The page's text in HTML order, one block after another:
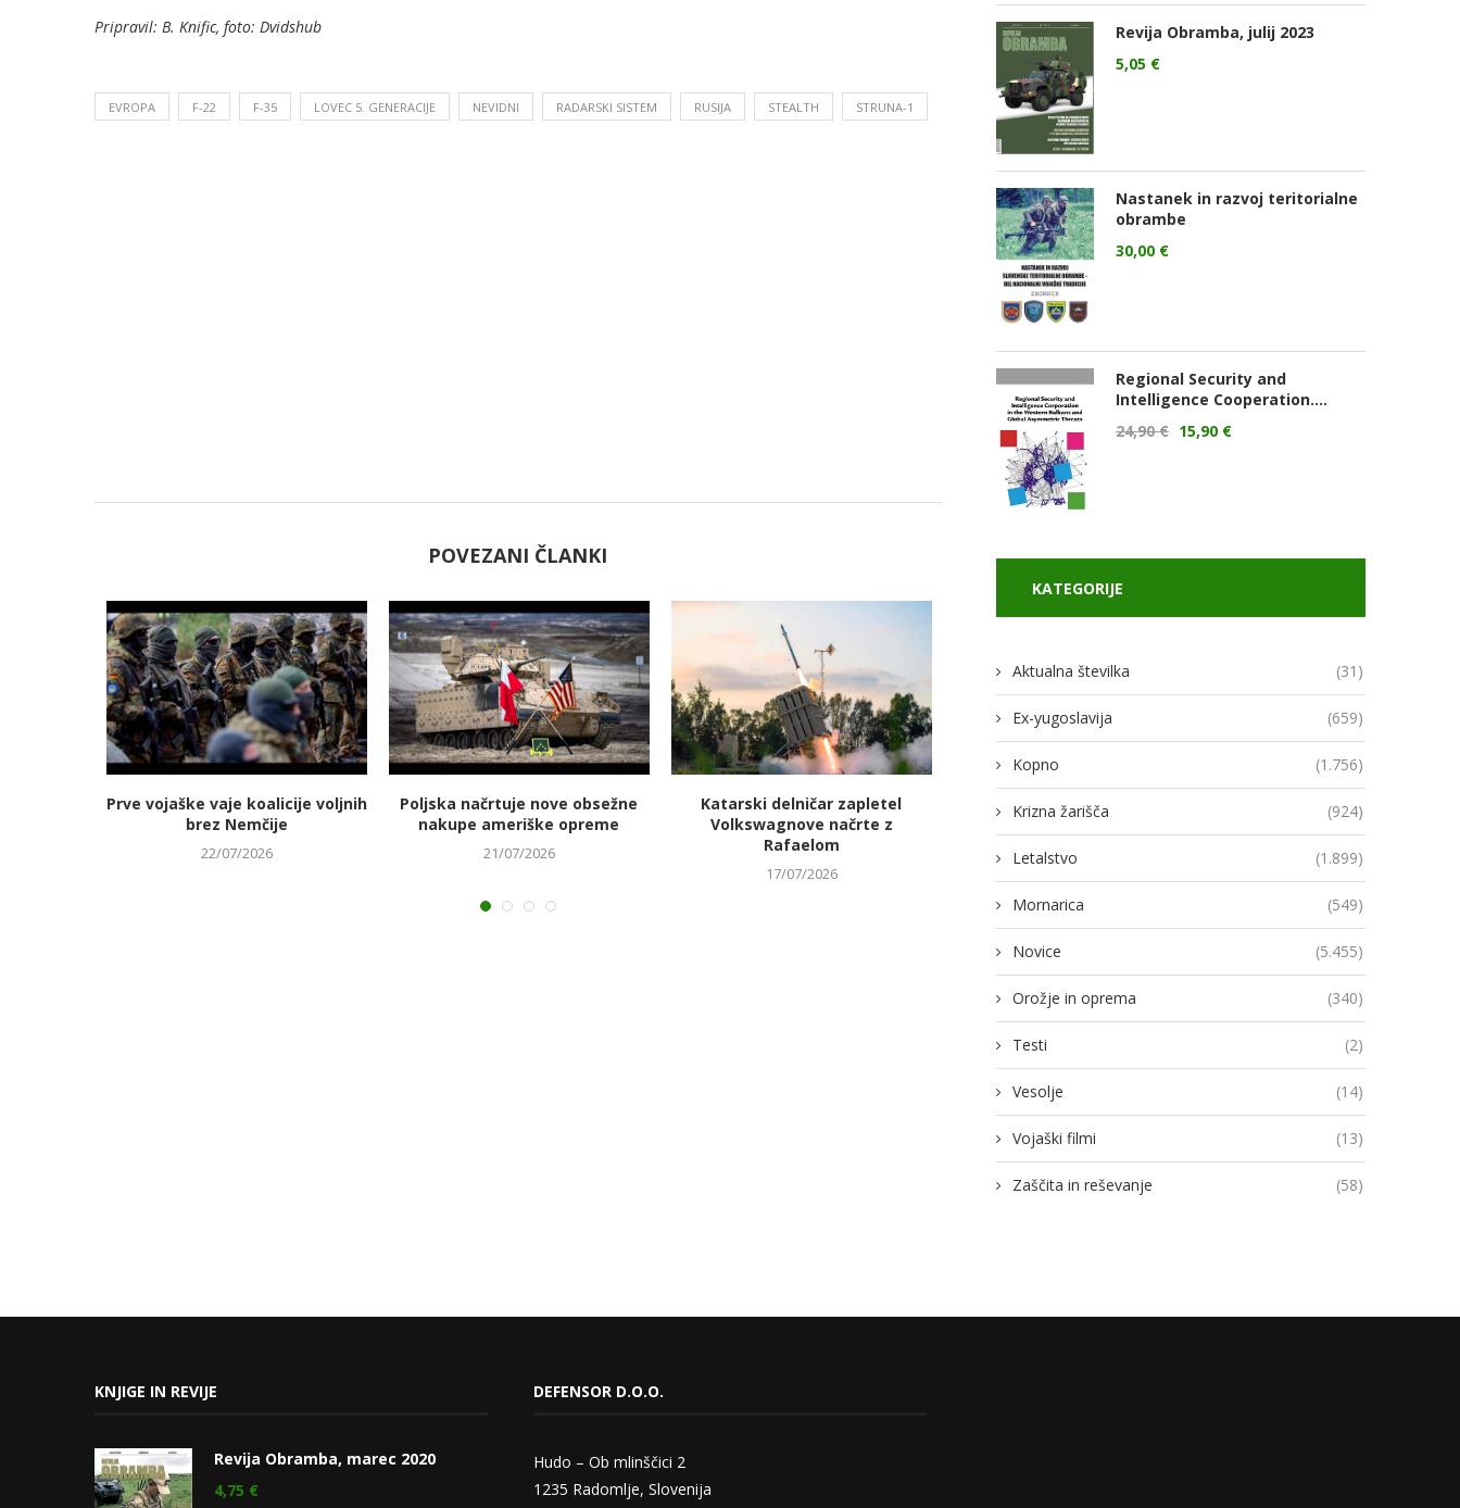
Pripravil: B. Knific, foto: Dvidshub
EVROPA F-22 F-35 LOVEC 5. GENERACIJE NEVIDNI RADARSKI SISTEM RUSIJA STEALTH STRUNA-1
POVEZANI ČLANKI
Prve vojaške vaje koalicije voljnih
brez Nemčije
22/07/2026
Poljska načrtuje nove obsežne
nakupe ameriške opreme
21/07/2026
Katarski delničar zapletel
Volkswagnove načrte z
Rafaelom
17/07/2026
Vodja Ukroboronproma Herman
Smetanin odstopil
14/07/2026
Lovci rafale za Ukrajino
novimi gripni E
13/07/2026
Revija Obramba, julij 2023
5,05 €
Nastanek in razvoj teritorialne
obrambe
30,00 €
Regional Security and
Intelligence Cooperation....
24,90€ 15,90 €
KATEGORIJE
Aktualna številka (31)
Ex-yugoslavija (659)
Kopno (1.756)
Krizna žarišča (924)
Letalstvo (1.899)
Mornarica (549)
Novice (5.455)
Orožje in oprema (340)
Testi (2)
Vesolje (14)
Vojaški filmi (13)
Zaščita in reševanje (58)
KNJIGE IN REVIJE
Revija Obramba, marec 2020
4,75 €
DEFENSOR D.O.O.
Hudo – Ob mlinščici 2
1235 Radomlje, Slovenija